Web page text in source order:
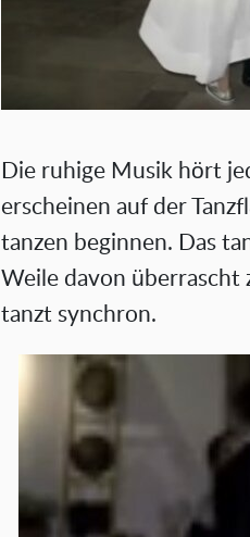
Die ruhige Musik hört
erscheinen auf der
tanzen beginnen. Das
Weile davon überrascht
tanzt synchron.